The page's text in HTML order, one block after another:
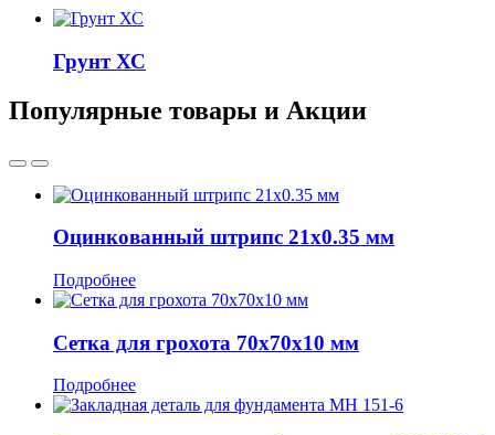
Грунт ХС
Популярные товары и Акции
Оцинкованный штрипс 21x0.35 мм
Подробнее
Сетка для грохота 70х70x10 мм
Подробнее